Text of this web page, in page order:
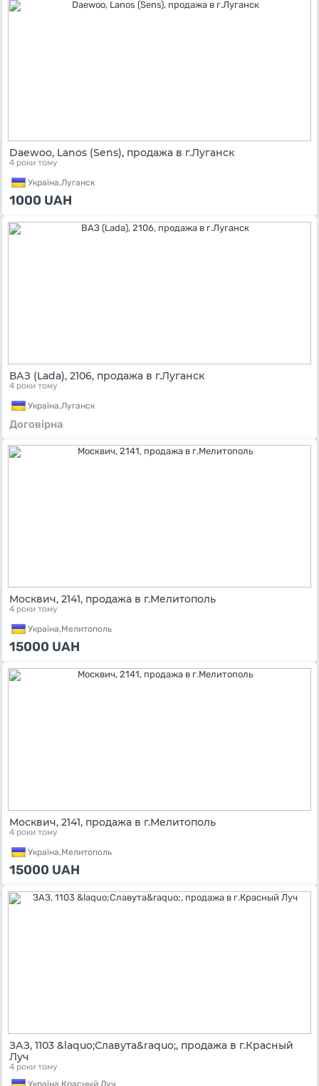
Daewoo, Lanos (Sens), продажа в г.Луганск
4 роки тому
Україна,Луганск
1000 UAH
ВАЗ (Lada), 2106, продажа в г.Луганск
4 роки тому
Україна,Луганск
Договірна
Москвич, 2141, продажа в г.Мелитополь
4 роки тому
Україна,Мелитополь
15000 UAH
Москвич, 2141, продажа в г.Мелитополь
4 роки тому
Україна,Мелитополь
15000 UAH
ЗАЗ, 1103 &laquo;Славута&raquo;, продажа в г.Красный
Луч
4 роки тому
Україна,Красный Луч